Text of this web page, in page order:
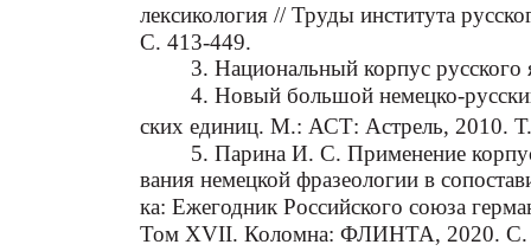
лексикология // Труды института
С. 413-449.
3. Национальный корпус
4. Новый большой немецко-
ских единиц. М.: АСТ: Астрель, 2010.
5. Парина И. С. Применение
вания немецкой фразеологии в
ка: Ежегодник Российского союза
Том XVII. Коломна: ФЛИНТА, 2020. С.